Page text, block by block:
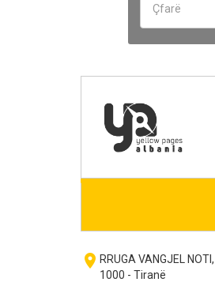
room RRUGA VANGJEL
1000 - Tiranë